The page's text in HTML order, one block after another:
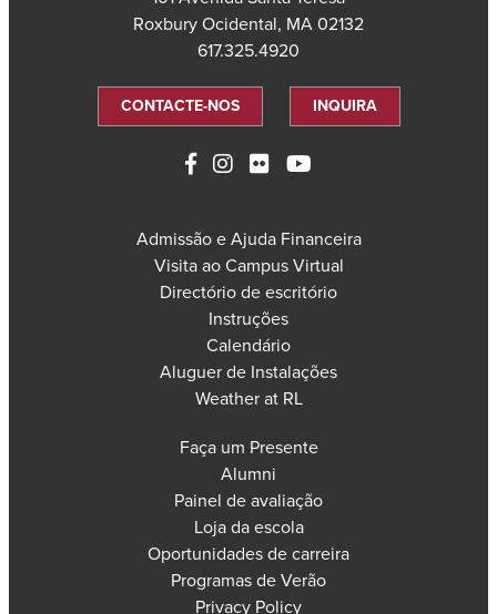
Roxbury Ocidental, MA 02132
617.325.4920
CONTACTE-NOS INQUIRA
Admissão e Ajuda Financeira
Visita ao Campus Virtual
Directório de escritório
Instruções
Calendário
Aluguer de Instalações
Weather at RL
Faça um Presente
Alumni
Painel de avaliação
Loja da escola
Oportunidades de carreira
Programas de Verão
Privacy Policy